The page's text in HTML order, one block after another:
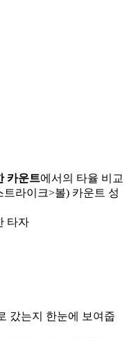
카운트에서의 타율 비교
라이크>볼) 카운트 성
타자
갔는지 한눈에 보여줍